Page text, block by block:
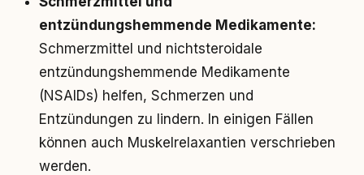
entzündungshemmende Medikamente:
Schmerzmittel und nichtsteroidale
entzündungshemmende Medikamente
(NSAIDs) helfen, Schmerzen und
Entzündungen zu lindern. In einigen Fällen
können auch Muskelrelaxantien verschrieben
werden.